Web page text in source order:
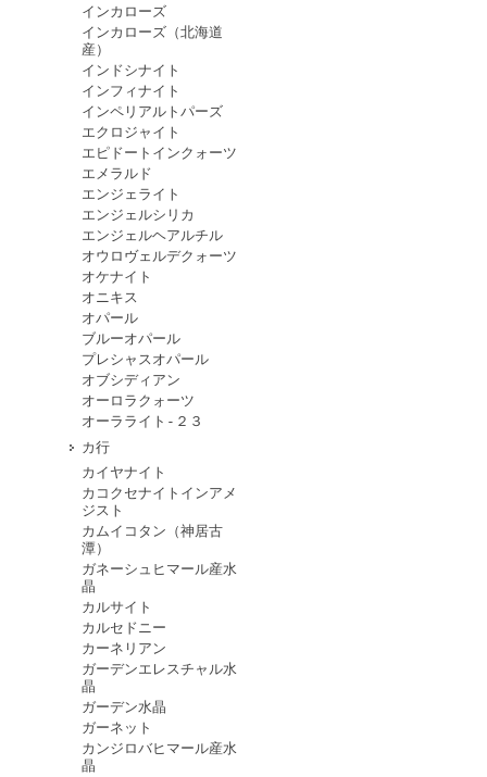
インカローズ
インカローズ（北海道
産）
インドシナイト
インフィナイト
インペリアルトパーズ
エクロジャイト
エピドートインクォーツ
エメラルド
エンジェライト
エンジェルシリカ
エンジェルヘアルチル
オウロヴェルデクォーツ
オケナイト
オニキス
オパール
ブルーオパール
プレシャスオパール
オブシディアン
オーロラクォーツ
オーラライト-２３
カ行
カイヤナイト
カコクセナイトインアメ
ジスト
カムイコタン（神居古
潭）
ガネーシュヒマール産水
晶
カルサイト
カルセドニー
カーネリアン
ガーデンエレスチャル水
晶
ガーデン水晶
ガーネット
カンジロバヒマール産水
晶